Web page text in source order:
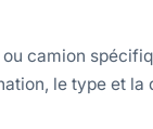
camion
le type et la